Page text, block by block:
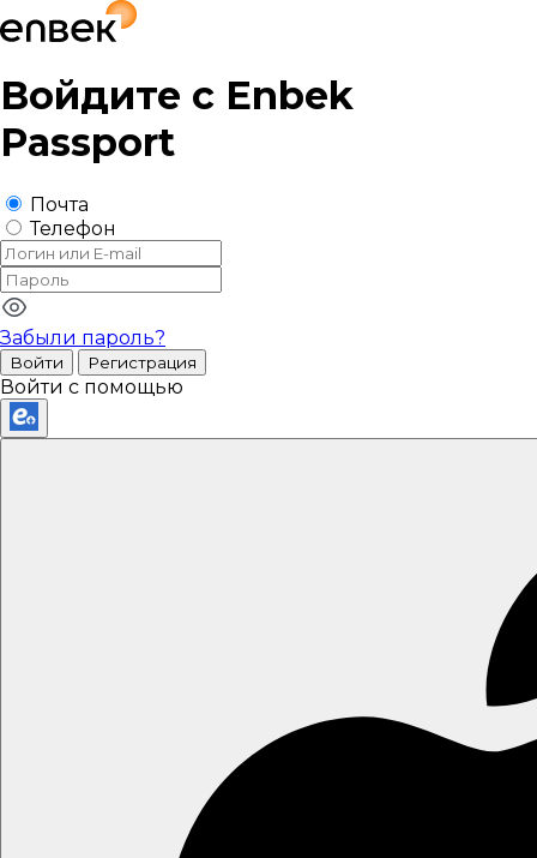
Войдите с Enbek
Passport
Почта
Телефон
Забыли пароль?
Войти Регистрация
Войти с помощью